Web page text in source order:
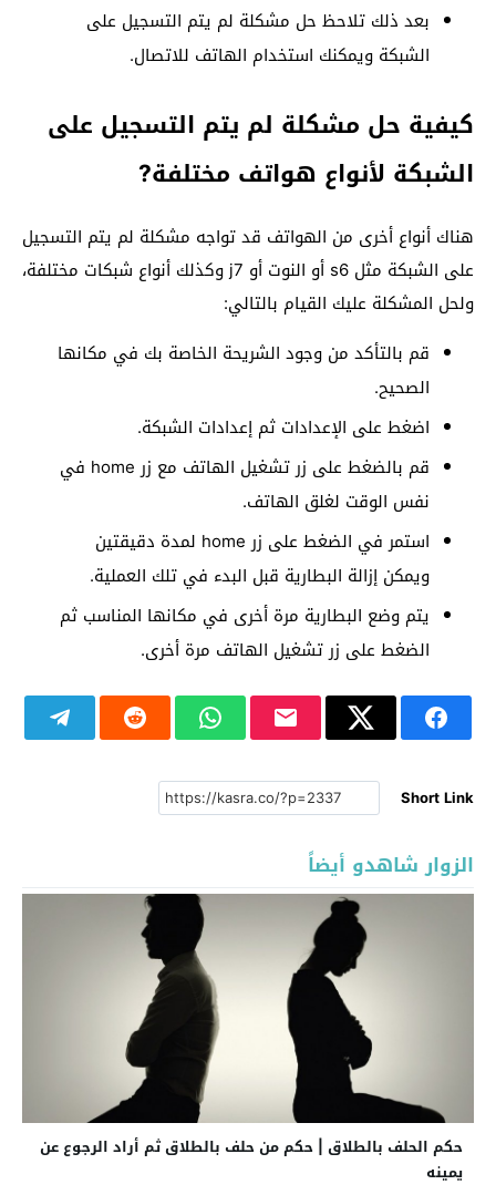
بعد ذلك تلاحظ حل مشكلة لم يتم التسجيل على
الشبكة ويمكنك استخدام الهاتف للاتصال.
كيفية حل مشكلة لم يتم التسجيل على
الشبكة لأنواع هواتف مختلفة?
هناك أنواع أخرى من الهواتف قد تواجه مشكلة لم يتم التسجيل
على الشبكة مثل s6 أو النوت أو j7 وكذلك أنواع شبكات مختلفة،
ولحل المشكلة عليك القيام بالتالي:
قم بالتأكد من وجود الشريحة الخاصة بك في مكانها
الصحيح.
اضغط على الإعدادات ثم إعدادات الشبكة.
قم بالضغط على زر تشغيل الهاتف مع زر home في
نفس الوقت لغلق الهاتف.
استمر في الضغط على زر home لمدة دقيقتين
ويمكن إزالة البطارية قبل البدء في تلك العملية.
يتم وضع البطارية مرة أخرى في مكانها المناسب ثم
الضغط على زر تشغيل الهاتف مرة أخرى.
Short Link
الزوار شاهدو أيضاً
حكم الحلف بالطلاق | حكم من حلف بالطلاق ثم أراد الرجوع عن
يمينه